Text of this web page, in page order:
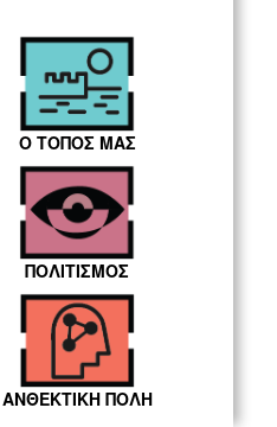
Ο ΤΟΠΟΣ ΜΑΣ
ΠΟΛΙΤΙΣΜΟΣ
ΑΝΘΕΚΤΙΚΗ ΠΟΛΗ